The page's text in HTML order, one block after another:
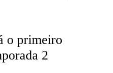
o primeiro
2